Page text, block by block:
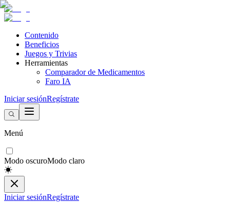
Contenido
Beneficios
Juegos y Trivias
Herramientas
Comparador de Medicamentos
Faro IA
Iniciar sesiónRegístrate
Menú
Modo oscuroModo claro
Iniciar sesiónRegístrate